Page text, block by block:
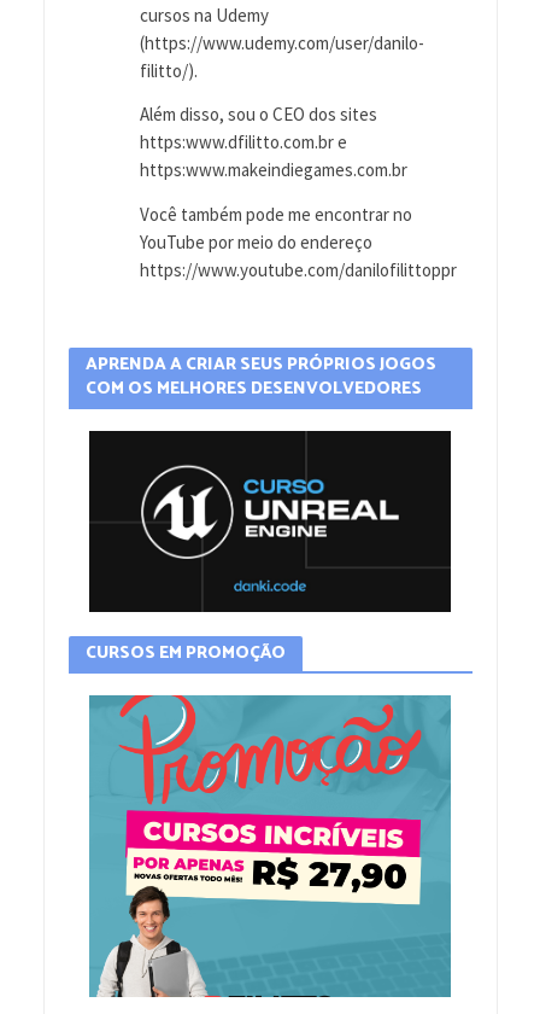
cursos na Udemy
(https://www.udemy.com/user/danilo-
filitto/).
Além disso, sou o CEO dos sites
https:www.dfilitto.com.br e
https:www.makeindiegames.com.br
Você também pode me encontrar no
YouTube por meio do endereço
https://www.youtube.com/danilofilittoppr
APRENDA A CRIAR SEUS PRÓPRIOS JOGOS
COM OS MELHORES DESENVOLVEDORES
CURSOS EM PROMOÇÃO